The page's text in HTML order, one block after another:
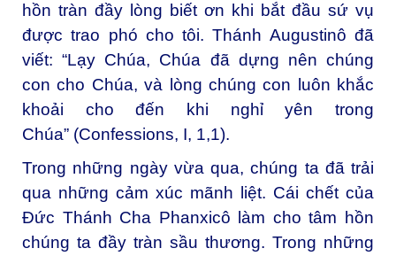
hồn tràn đầy lòng biết ơn khi bắt đầu sứ vụ
được trao phó cho tôi. Thánh Augustinô đã
viết: “Lạy Chúa, Chúa đã dựng nên chúng
con cho Chúa, và lòng chúng con luôn khắc
khoải cho đến khi nghỉ yên trong
Chúa” (Confessions, I, 1,1).
Trong những ngày vừa qua, chúng ta đã trải
qua những cảm xúc mãnh liệt. Cái chết của
Đức Thánh Cha Phanxicô làm cho tâm hồn
chúng ta đầy tràn sầu thương. Trong những